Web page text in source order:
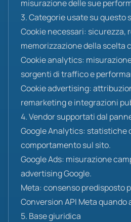
misurazione delle sue
3. Categorie usate su questo
Cookie necessari: sicurezza,
memorizzazione della scelta
Cookie analytics:
sorgenti di traffico e
Cookie advertising:
remarketing e integrazioni
4. Vendor supportati dal
Google Analytics: statistiche
comportamento sul sito.
Google Ads: misurazione
advertising Google.
Meta: consenso predisposto
Conversion API Meta quando
5. Base giuridica